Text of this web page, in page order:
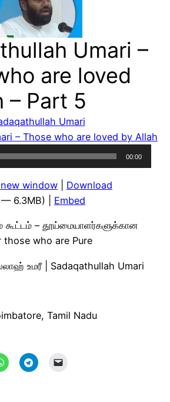
Umari –
are loved
– Part 5
Umari
– Those who are loved by Allah
00:00
window
Download
6.3MB) | Embed
கூட்டம் – தூய்மையாளர்களுக்கான
those who are Pure
உமரீ | Sadaqathullah Umari
Tamil Nadu